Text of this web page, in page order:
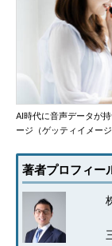
AI時代に音声データが
ージ（ゲッティイメージ
著者プロフィー